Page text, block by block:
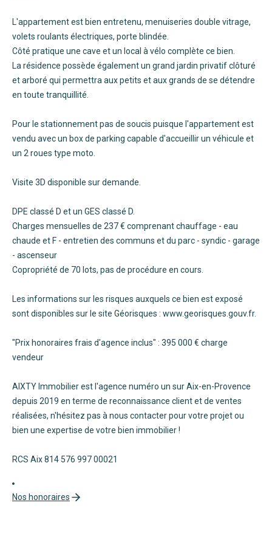
L'appartement est bien entretenu, menuiseries double vitrage,
volets roulants électriques, porte blindée.
Côté pratique une cave et un local à vélo complète ce bien.
La résidence possède également un grand jardin privatif clôturé
et arboré qui permettra aux petits et aux grands de se détendre
en toute tranquillité.
Pour le stationnement pas de soucis puisque l'appartement est
vendu avec un box de parking capable d'accueillir un véhicule et
un 2 roues type moto.
Visite 3D disponible sur demande.
DPE classé D et un GES classé D.
Charges mensuelles de 237 € comprenant chauffage - eau
chaude et F - entretien des communs et du parc - syndic - garage
- ascenseur
Copropriété de 70 lots, pas de procédure en cours.
Les informations sur les risques auxquels ce bien est exposé
sont disponibles sur le site Géorisques : www.georisques.gouv.fr.
"Prix honoraires frais d'agence inclus" : 395 000 € charge
vendeur
AIXTY Immobilier est l'agence numéro un sur Aix-en-Provence
depuis 2019 en terme de reconnaissance client et de ventes
réalisées, n'hésitez pas à nous contacter pour votre projet ou
bien une expertise de votre bien immobilier !
RCS Aix 814 576 997 00021
Nos honoraires